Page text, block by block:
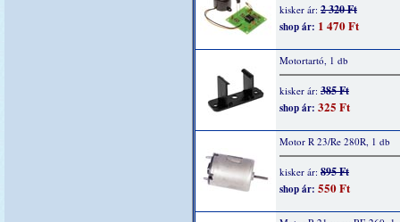
kisker ár: 2 320 Ft
shop ár: 1 470 Ft
Motortartó, 1 db
kisker ár: 385 Ft
shop ár: 325 Ft
Motor R 23/Re 280R, 1 db
kisker ár: 895 Ft
shop ár: 550 Ft